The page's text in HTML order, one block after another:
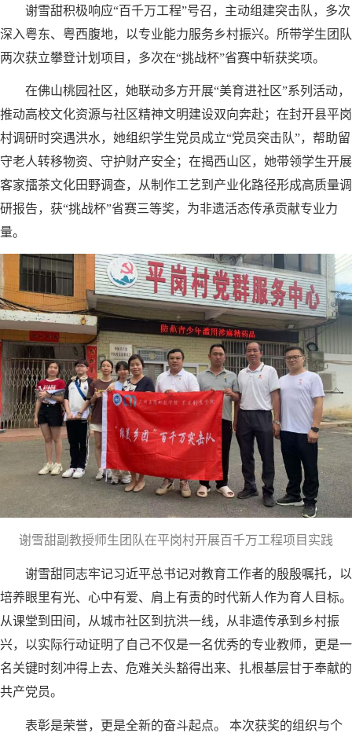
谢雪甜积极响应“百千万工程”号召，主动组建突击队，多次
深入粤东、粤西腹地，以专业能力服务乡村振兴。所带学生团队
两次获立攀登计划项目，多次在“挑战杯”省赛中斩获奖项。
在佛山桃园社区，她联动多方开展“美育进社区”系列活动，
推动高校文化资源与社区精神文明建设双向奔赴；在封开县平岗
村调研时突遇洪水，她组织学生党员成立“党员突击队”，帮助留
守老人转移物资、守护财产安全；在揭西山区，她带领学生开展
客家擂茶文化田野调查，从制作工艺到产业化路径形成高质量调
研报告，获“挑战杯”省赛三等奖，为非遗活态传承贡献专业力
量。
谢雪甜副教授师生团队在平岗村开展百千万工程项目实践
谢雪甜同志牢记习近平总书记对教育工作者的殷殷嘱托，以
培养眼里有光、心中有爱、肩上有责的时代新人作为育人目标。
从课堂到田间，从城市社区到抗洪一线，从非遗传承到乡村振
兴，以实际行动证明了自己不仅是一名优秀的专业教师，更是一
名关键时刻冲得上去、危难关头豁得出来、扎根基层甘于奉献的
共产党员。
表彰是荣誉，更是全新的奋斗起点。 本次获奖的组织与个